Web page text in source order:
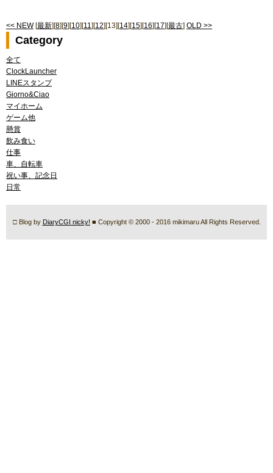
<< NEW[最新][8][9][10][11][12][13][14][15][16][17][最古] OLD >>
Category
全て
ClockLauncher
LINEスタンプ
Giorno&Ciao
マイホーム
ゲーム他
懸賞
飲み食い
仕事
車、自転車
祝い事、記念日
日常
□ Blog by DiaryCGI nicky! ■ Copyright © 2000 - 2016 mikimaru All Rights Reserved.